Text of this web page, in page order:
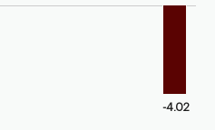
of the fund
-4.02